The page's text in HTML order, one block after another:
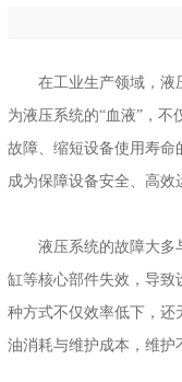
在工业生产领域，液压
为液压系统的“血液”，
故障、缩短设备使用寿命
成为保障设备安全、高效
液压系统的故障大多与
缸等核心部件失效，导致
种方式不仅效率低下，
油消耗与维护成本，维护